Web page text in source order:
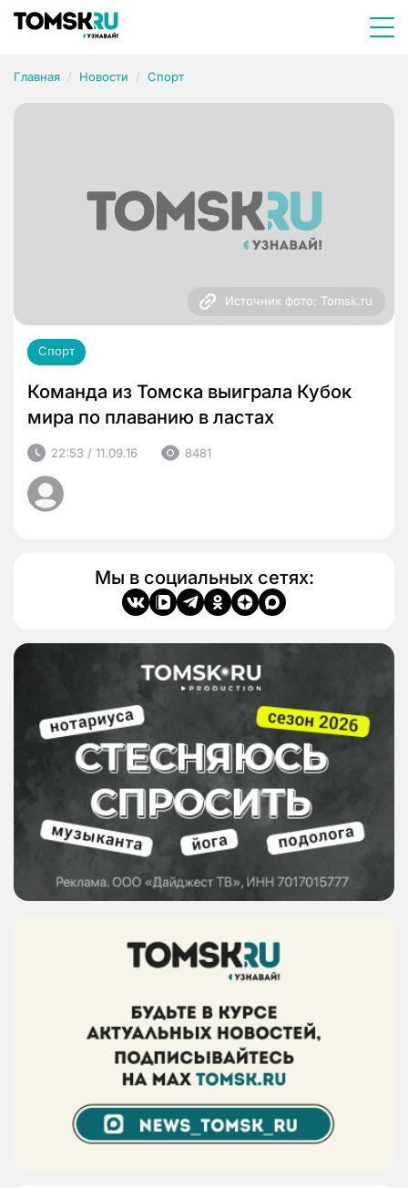
Главная Новости Спорт
Источник фото: Tomsk.ru
Спорт
Команда из Томска выиграла Кубок
мира по плаванию в ластах
22:53 / 11.09.16 8481
Мы в социальных сетях: